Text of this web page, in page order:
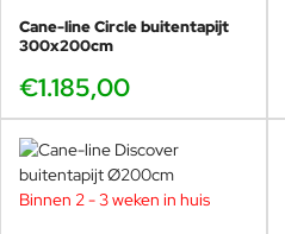
Cane-line Circle buitentapijt
300x200cm
€1.185,00
Binnen 2 - 3 weken in huis